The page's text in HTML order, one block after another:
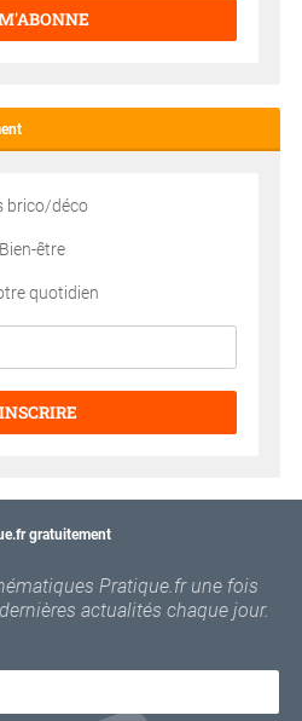
brico/déco
être
quotidien
gratuitement
Pratique.fr une fois
actualités chaque jour.